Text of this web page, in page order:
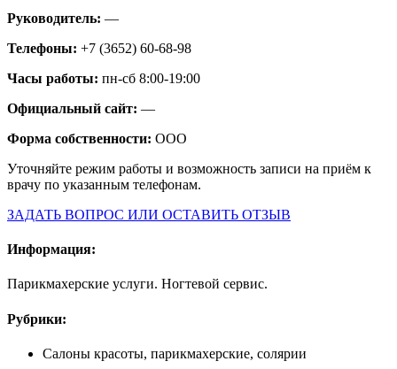
Руководитель: —
Телефоны: +7 (3652) 60-68-98
Часы работы: пн-сб 8:00-19:00
Официальный сайт: —
Форма собственности: ООО
Уточняйте режим работы и возможность записи на приём к
врачу по указанным телефонам.
ЗАДАТЬ ВОПРОС ИЛИ ОСТАВИТЬ ОТЗЫВ
Информация:
Парикмахерские услуги. Ногтевой сервис.
Рубрики:
Салоны красоты, парикмахерские, солярии